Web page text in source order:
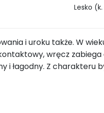
Lesko
i uroku także. W
wręcz
i łagodny. Z charakteru